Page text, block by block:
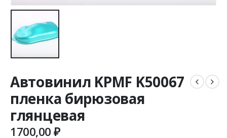
Автовинил KPMF K50067
пленка бирюзовая
глянцевая
1700,00₽